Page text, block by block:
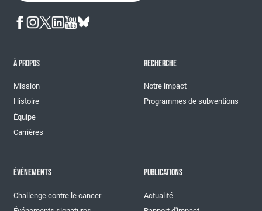
À PROPOS
Mission
Histoire
Équipe
Carrières
RECHERCHE
Notre impact
Programmes de subventions
ÉVÉNEMENTS
Challenge contre le cancer
PUBLICATIONS
Actualité